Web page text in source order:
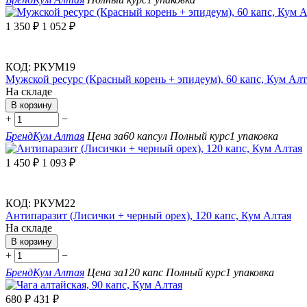
1 350 ₽ 1 052 ₽
КОД: РКУМ19
Мужской ресурс (Красный корень + эпидеум), 60 капс, Кум
На складе
В корзину
+
−
БрендКум Алтая Цена за60 капсул Полный курс1 упаковка
1 450 ₽ 1 093 ₽
КОД: РКУМ22
Антипаразит (Лисички + черный орех), 120 капс, Кум Алтая
На складе
В корзину
+
−
БрендКум Алтая Цена за120 капс Полный курс1 упаковка
680 ₽ 431 ₽